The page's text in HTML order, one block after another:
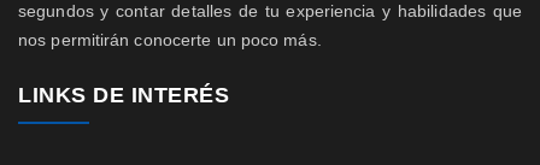
segundos y contar detalles de tu experiencia y habilidades que
nos permitirán conocerte un poco más.
LINKS DE INTERÉS